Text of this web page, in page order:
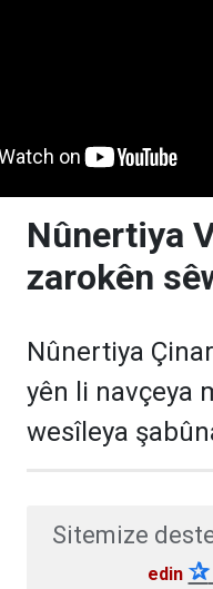
Nûnertiya
zarokên
Nûnertiya
yên li navçeya
wesîleya
Sitemize
edin ✰